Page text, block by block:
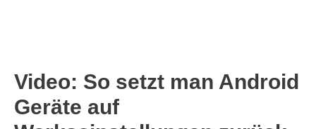
Video: So setzt man Android
Geräte auf